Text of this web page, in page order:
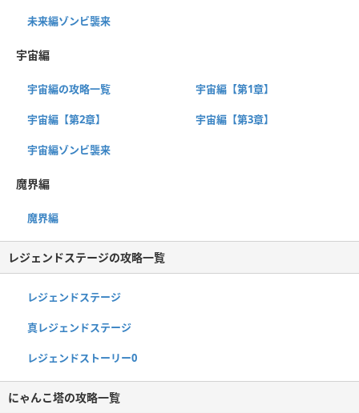
未来編ゾンビ襲来
宇宙編
宇宙編の攻略一覧 宇宙編【第1章】
宇宙編【第2章】 宇宙編【第3章】
宇宙編ゾンビ襲来
魔界編
魔界編
レジェンドステージの攻略一覧
レジェンドステージ
真レジェンドステージ
レジェンドストーリー0
にゃんこ塔の攻略一覧